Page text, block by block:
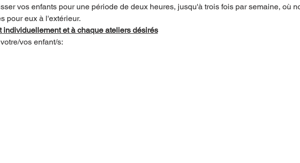
vos enfants pour une période de deux heures, jusqu'à trois fois par semaine, où
pour eux à l'extérieur.
individuellement et à chaque ateliers désirés
vos enfant/s: